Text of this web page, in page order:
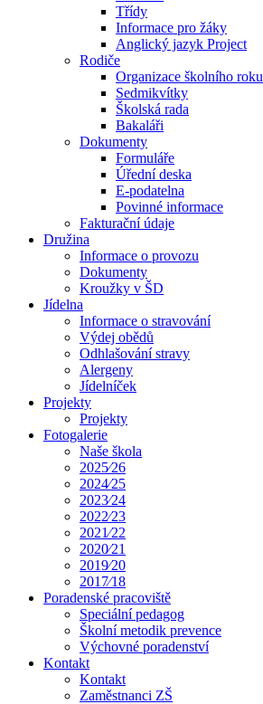
Třídy
Informace pro žáky
Anglický jazyk Project
Rodiče
Organizace školního roku
Sedmikvítky
Školská rada
Bakaláři
Dokumenty
Formuláře
Úřední deska
E-podatelna
Povinné informace
Fakturační údaje
Družina
Informace o provozu
Dokumenty
Kroužky v ŠD
Jídelna
Informace o stravování
Výdej obědů
Odhlašování stravy
Alergeny
Jídelníček
Projekty
Projekty
Fotogalerie
Naše škola
2025⁄26
2024⁄25
2023⁄24
2022⁄23
2021⁄22
2020⁄21
2019⁄20
2017⁄18
Poradenské pracoviště
Speciální pedagog
Školní metodik prevence
Výchovné poradenství
Kontakt
Kontakt
Zaměstnanci ZŠ